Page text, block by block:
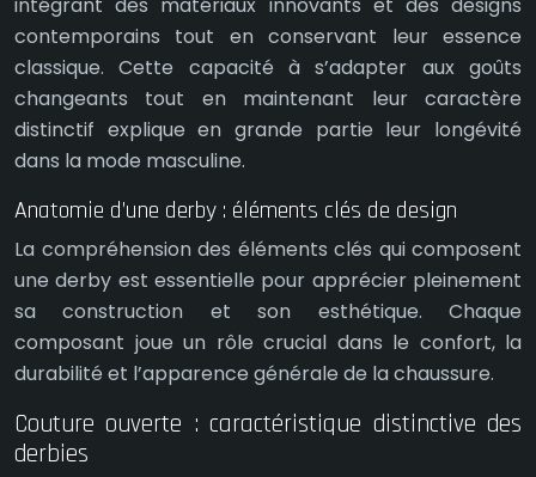
contemporains tout en conservant leur essence
classique. Cette capacité à s’adapter aux goûts
changeants tout en maintenant leur caractère
distinctif explique en grande partie leur longévité
dans la mode masculine.
Anatomie d’une derby : éléments clés de design
La compréhension des éléments clés qui composent
une derby est essentielle pour apprécier pleinement
sa construction et son esthétique. Chaque
composant joue un rôle crucial dans le confort, la
durabilité et l’apparence générale de la chaussure.
Couture ouverte : caractéristique distinctive des
derbies